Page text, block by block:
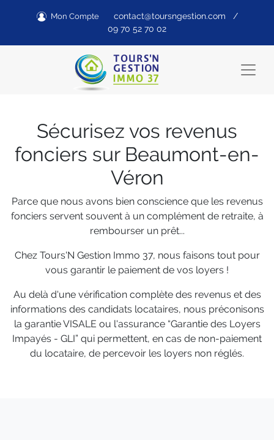
Mon Compte contact@toursngestion.com /
09 70 52 70 02
Sécurisez vos revenus
fonciers sur Beaumont-en-
Véron
Parce que nous avons bien conscience que les revenus
fonciers servent souvent à un complément de retraite, à
rembourser un prêt...
Chez Tours'N Gestion Immo 37, nous faisons tout pour
vous garantir le paiement de vos loyers !
Au delà d'une vérification complète des revenus et des
informations des candidats locataires, nous préconisons
la garantie VISALE ou l'assurance “Garantie des Loyers
Impayés - GLI” qui permettent, en cas de non-paiement
du locataire, de percevoir les loyers non réglés.